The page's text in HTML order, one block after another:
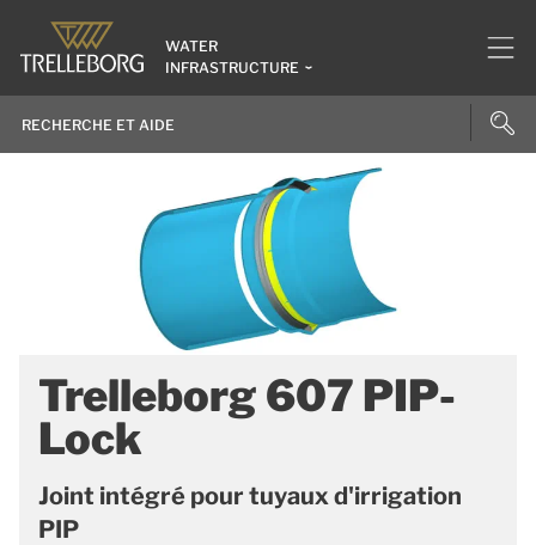
WATER
INFRASTRUCTURE
Trelleborg 607 PIP-
Lock
Joint intégré pour tuyaux d'irrigation
PIP